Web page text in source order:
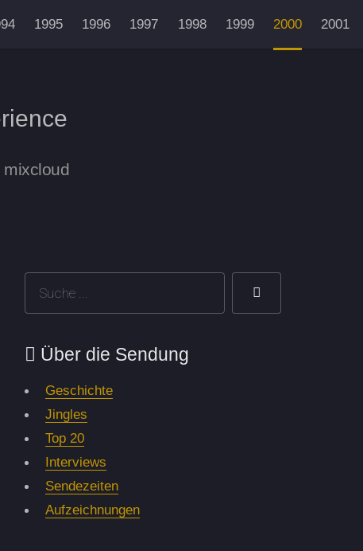
1995 1996 1997 1998 1999 2000 2001
mixcloud
Über die Sendung
Geschichte
Jingles
Top 20
Interviews
Sendezeiten
Aufzeichnungen